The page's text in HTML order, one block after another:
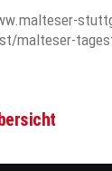
malteser-